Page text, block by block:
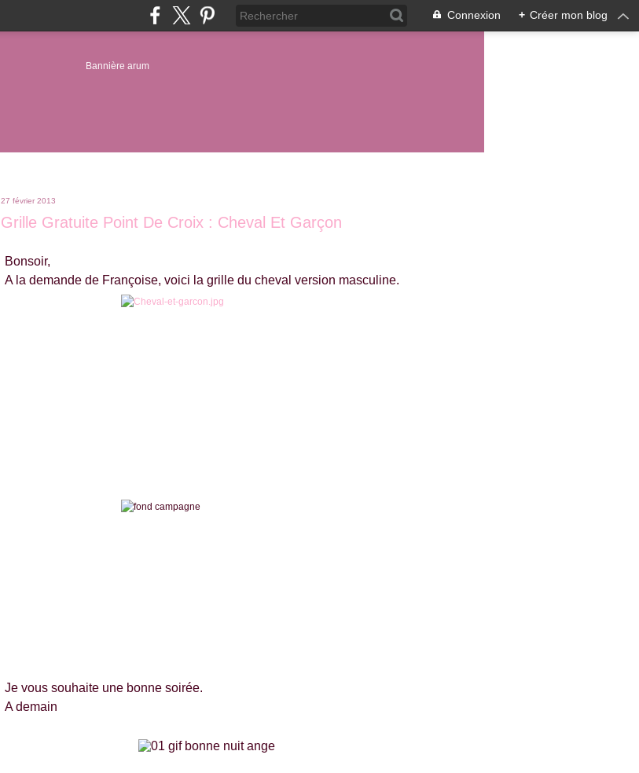
Connexion + Créer mon blog
27 février 2013
Grille Gratuite Point De Croix : Cheval Et Garçon
Bonsoir,
A la demande de Françoise, voici la grille du cheval version masculine.
Je vous souhaite une bonne soirée.
A demain